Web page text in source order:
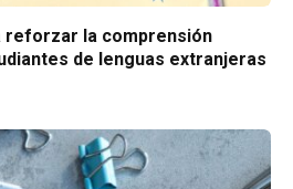
reforzar la comprensión
de lenguas extranjeras